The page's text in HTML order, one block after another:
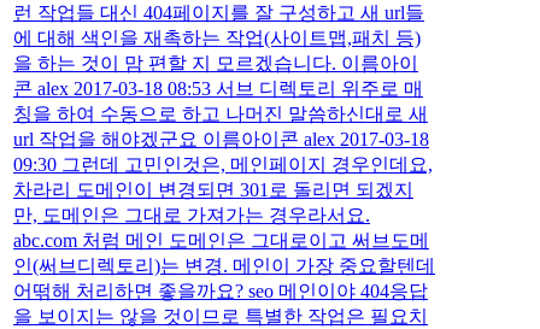
런 작업들 대신 404페이지를 잘 구성하고 새 url들
에 대해 색인을 재촉하는 작업(사이트맵,패치 등)
을 하는 것이 맘 편할 지 모르겠습니다. 이름아이
콘 alex 2017-03-18 08:53 서브 디렉토리 위주로 매
칭을 하여 수동으로 하고 나머진 말씀하신대로 새
url 작업을 해야겠군요 이름아이콘 alex 2017-03-18
09:30 그런데 고민인것은, 메인페이지 경우인데요,
차라리 도메인이 변경되면 301로 돌리면 되겠지
만, 도메인은 그대로 가져가는 경우라서요.
abc.com 처럼 메인 도메인은 그대로이고 써브도메
인(써브디렉토리)는 변경. 메인이 가장 중요할텐데
어떢해 처리하면 좋을까요? seo 메인이야 404응답
을 보이지는 않을 것이므로 특별한 작업은 필요치